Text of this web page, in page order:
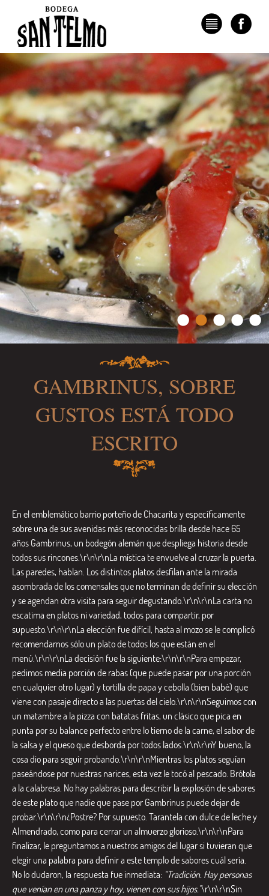
GAMBRINUS, SOBRE
GUSTOS ESTÁ TODO
ESCRITO
En el emblemático barrio porteño de Chacarita y específicamente
sobre una de sus avenidas más reconocidas brilla desde hace 65
años Gambrinus, un bodegón alemán que despliega historia desde
todos sus rincones.\r\n\r\nLa mística te envuelve al cruzar la puerta.
Las paredes, hablan. Los distintos platos desfilan ante la mirada
asombrada de los comensales que no terminan de definir su elección
y se agendan otra visita para seguir degustando.\r\n\r\nLa carta no
escatima en platos ni variedad, todos para compartir, por
supuesto.\r\n\r\nLa elección fue difícil, hasta al mozo se le complicó
recomendarnos sólo un plato de todos los que están en el
menú.\r\n\r\nLa decisión fue la siguiente:\r\n\r\nPara empezar,
pedimos media porción de rabas (que puede pasar por una porción
en cualquier otro lugar) y tortilla de papa y cebolla (bien babé) que
viene con pasaje directo a las puertas del cielo.\r\n\r\nSeguimos con
un matambre a la pizza con batatas fritas, un clásico que pica en
punta por su balance perfecto entre lo tierno de la carne, el sabor de
la salsa y el queso que desborda por todos lados.\r\n\r\nY bueno, la
cosa dio para seguir probando.\r\n\r\nMientras los platos seguían
paseándose por nuestras narices, esta vez le tocó al pescado. Brótola
a la calabresa. No hay palabras para describir la explosión de sabores
de este plato que nadie que pase por Gambrinus puede dejar de
probar.\r\n\r\n¿Postre? Por supuesto. Tarantela con dulce de leche y
Almendrado, como para cerrar un almuerzo glorioso.\r\n\r\nPara
finalizar, le preguntamos a nuestros amigos del lugar si tuvieran que
elegir una palabra para definir a este templo de sabores cuál sería.
No lo dudaron, la respuesta fue inmediata: “Tradición. Hay personas
que venían en una panza y hoy, vienen con sus hijos.”\r\n\r\nSin